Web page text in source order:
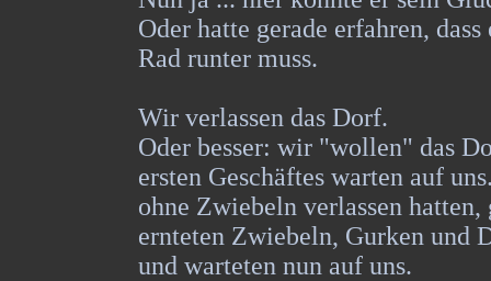
Oder hatte gerade erfahren,
Rad runter muss.
Wir verlassen das Dorf.
Oder besser: wir "wollen" das
ersten Geschäftes warten auf
ohne Zwiebeln verlassen
ernteten Zwiebeln, Gurken und
und warteten nun auf uns.